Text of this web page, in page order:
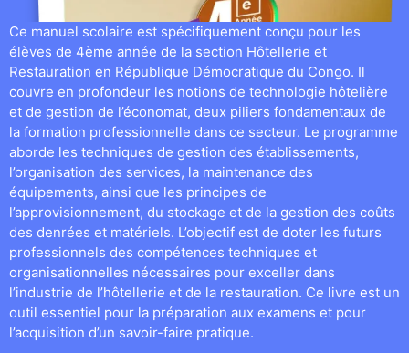
Ce manuel scolaire est spécifiquement conçu pour les
élèves de 4ème année de la section Hôtellerie et
Restauration en République Démocratique du Congo. Il
couvre en profondeur les notions de technologie hôtelière
et de gestion de l’économat, deux piliers fondamentaux de
la formation professionnelle dans ce secteur. Le programme
aborde les techniques de gestion des établissements,
l’organisation des services, la maintenance des
équipements, ainsi que les principes de
l’approvisionnement, du stockage et de la gestion des coûts
des denrées et matériels. L’objectif est de doter les futurs
professionnels des compétences techniques et
organisationnelles nécessaires pour exceller dans
l’industrie de l’hôtellerie et de la restauration. Ce livre est un
outil essentiel pour la préparation aux examens et pour
l’acquisition d’un savoir-faire pratique.